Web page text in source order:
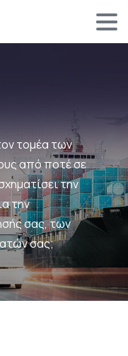
τομέα των
από ποτέ σε
την
την
σας, των
σας;